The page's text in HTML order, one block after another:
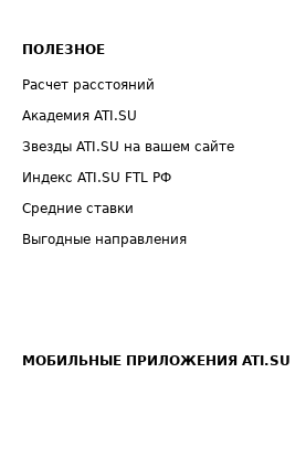
ПОЛЕЗНОЕ
Расчет расстояний
Академия ATI.SU
Звезды ATI.SU на вашем сайте
Индекс ATI.SU FTL РФ
Средние ставки
Выгодные направления
МОБИЛЬНЫЕ ПРИЛОЖЕНИЯ ATI.SU